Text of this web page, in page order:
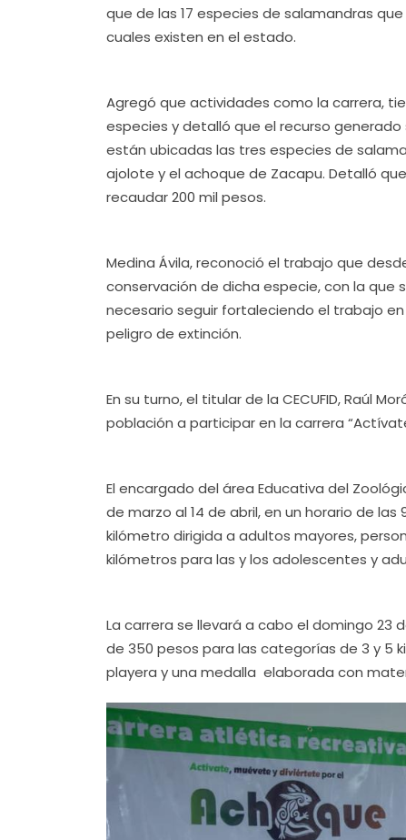
que de las 17 especies de salamandras
cuales existen en el estado.
Agregó que actividades como la carrera,
especies y detalló que el recurso
están ubicadas las tres especies de
ajolote y el achoque de Zacapu. Detalló
recaudar 200 mil pesos.
Medina Ávila, reconoció el trabajo que
conservación de dicha especie, con la que
necesario seguir fortaleciendo el trabajo
peligro de extinción.
En su turno, el titular de la CECUFID, Raúl
población a participar en la carrera
El encargado del área Educativa del
de marzo al 14 de abril, en un horario de
kilómetro dirigida a adultos mayores,
kilómetros para las y los adolescentes y
La carrera se llevará a cabo el domingo 23
de 350 pesos para las categorías de 3 y 5
playera y una medalla elaborada con